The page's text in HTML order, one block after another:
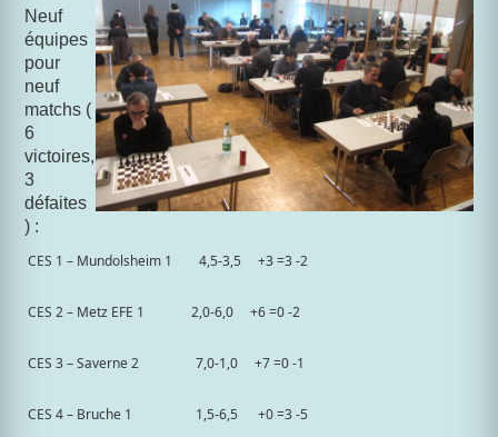
Neuf
équipes
pour
neuf
matchs (
6
victoires,
3
défaites
) :
CES 1 – Mundolsheim 1
4,5-3,5 +3 =3 -2
CES 2 – Metz EFE 1 2,0-6,0 +6 =0 -2
CES 3 – Saverne 2 7,0-1,0 +7 =0 -1
CES 4 – Bruche 1 1,5-6,5 +0 =3 -5